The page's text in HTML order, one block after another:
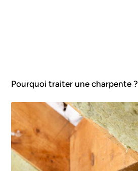
Pourquoi traiter une charpente ?